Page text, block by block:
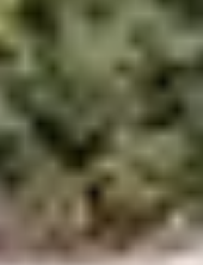
durch US-
auf "Auswahl
optionalen
Marketing
beschriebene
erhalten